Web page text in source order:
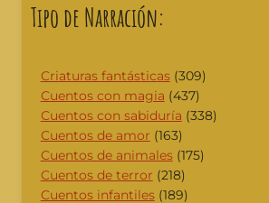
Tipo de Narración:
Criaturas fantásticas(309)
Cuentos con magia (437)
Cuentos con sabiduría (338)
Cuentos de amor (163)
Cuentos de animales(175)
Cuentos de terror (218)
Cuentos infantiles(189)